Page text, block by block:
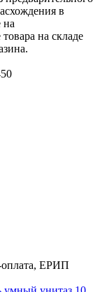
в
на
на складе
оплата, ЕРИП